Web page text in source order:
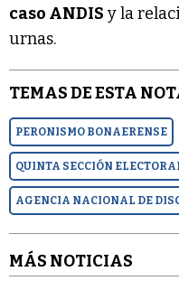
caso ANDIS y la
urnas.
TEMAS DE ESTA
PERONISMO BONAERENSE
QUINTA SECCIÓN
AGENCIA NACIONAL DE
MÁS NOTICIAS